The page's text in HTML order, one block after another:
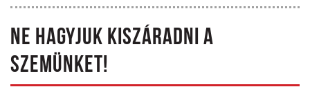
NE HAGYJUK KISZÁRADNI A
SZEMÜNKET!